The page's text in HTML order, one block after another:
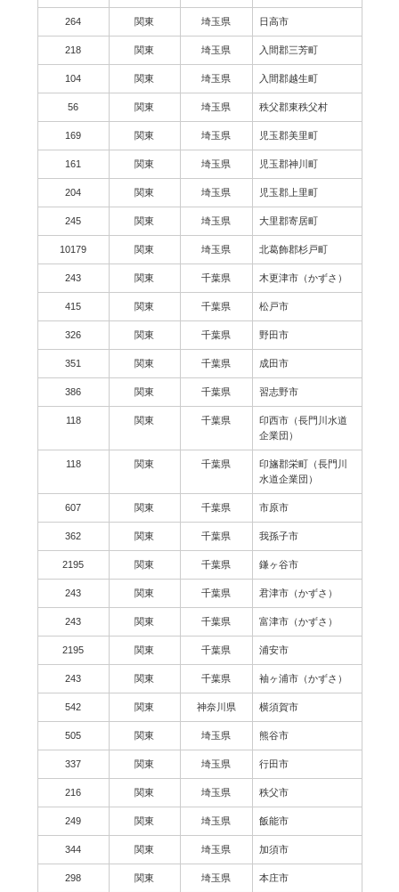
264 関東 埼玉県 日高市
218 関東 埼玉県 入間郡三芳町
104 関東 埼玉県 入間郡越生町
56 関東 埼玉県 秩父郡東秩父村
169 関東 埼玉県 児玉郡美里町
161 関東 埼玉県 児玉郡神川町
204 関東 埼玉県 児玉郡上里町
245 関東 埼玉県 大里郡寄居町
10179 関東 埼玉県 北葛飾郡杉戸町
243 関東 千葉県 木更津市（かずさ）
415 関東 千葉県 松戸市
326 関東 千葉県 野田市
351 関東 千葉県 成田市
386 関東 千葉県 習志野市
118 関東 千葉県
印西市（長門川水道
企業団）
118 関東 千葉県
印旛郡栄町（長門川
水道企業団）
607 関東 千葉県 市原市
362 関東 千葉県 我孫子市
2195 関東 千葉県 鎌ヶ谷市
243 関東 千葉県 君津市（かずさ）
243 関東 千葉県 富津市（かずさ）
2195 関東 千葉県 浦安市
243 関東 千葉県 袖ヶ浦市（かずさ）
542 関東 神奈川県 横須賀市
505 関東 埼玉県 熊谷市
337 関東 埼玉県 行田市
216 関東 埼玉県 秩父市
249 関東 埼玉県 飯能市
344 関東 埼玉県 加須市
298 関東 埼玉県 本庄市